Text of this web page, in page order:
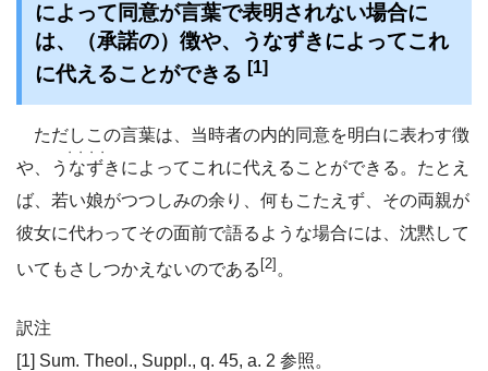
によって同意が言葉で表明されない場合に
は、（承諾の）徴や、うなずきによってこれ
に代えることができる[1]
ただしこの言葉は、当時者の内的同意を明白に表わす徴
や、
うなずき
・・・・
によってこれに代えることができる。たとえ
ば、若い娘がつつしみの余り、何もこたえず、その両親が
彼女に代わってその面前で語るような場合には、沈黙して
いてもさしつかえないのである [2] 。
訳注
[1] Sum. Theol., Suppl., q. 45, a. 2 参照。